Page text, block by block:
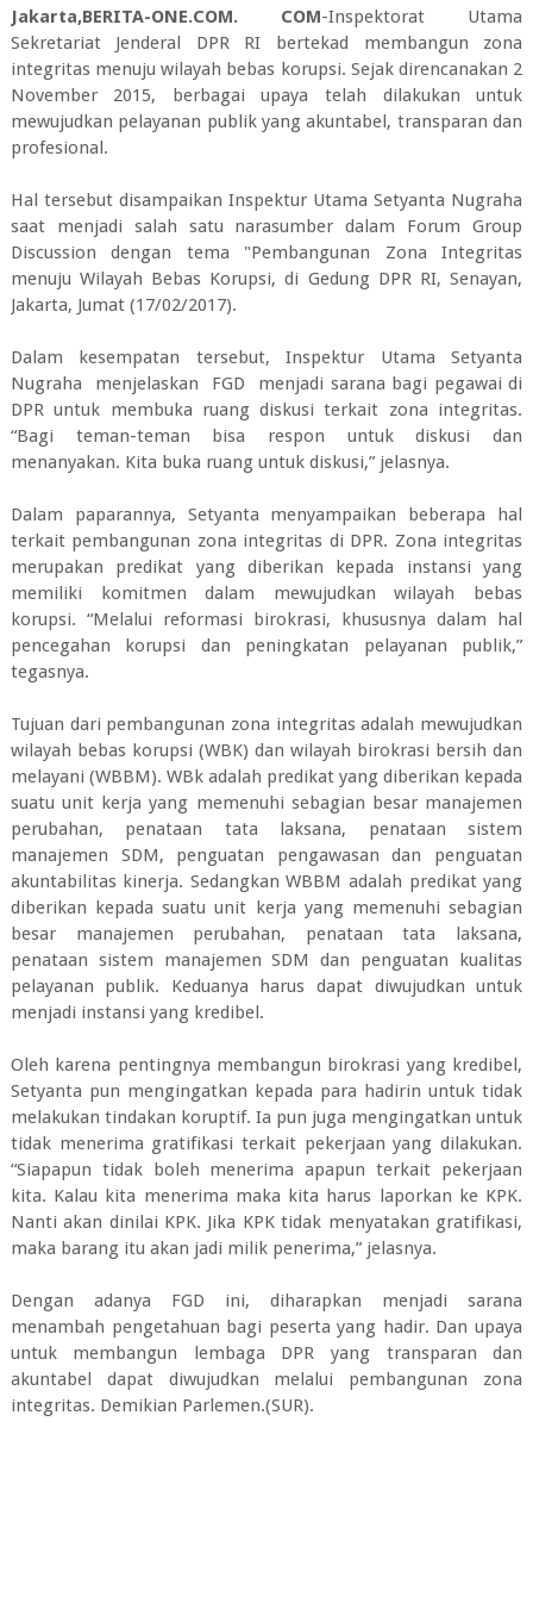
Jakarta,BERITA-ONE.COM. COM-Inspektorat Utama
Sekretariat Jenderal DPR RI bertekad membangun zona
integritas menuju wilayah bebas korupsi. Sejak direncanakan 2
November 2015, berbagai upaya telah dilakukan untuk
mewujudkan pelayanan publik yang akuntabel, transparan dan
profesional.
Hal tersebut disampaikan Inspektur Utama Setyanta Nugraha
saat menjadi salah satu narasumber dalam Forum Group
Discussion dengan tema "Pembangunan Zona Integritas
menuju Wilayah Bebas Korupsi, di Gedung DPR RI, Senayan,
Jakarta, Jumat (17/02/2017).
Dalam kesempatan tersebut, Inspektur Utama Setyanta
Nugraha menjelaskan FGD menjadi sarana bagi pegawai di
DPR untuk membuka ruang diskusi terkait zona integritas.
“Bagi teman-teman bisa respon untuk diskusi dan
menanyakan. Kita buka ruang untuk diskusi,” jelasnya.
Dalam paparannya, Setyanta menyampaikan beberapa hal
terkait pembangunan zona integritas di DPR. Zona integritas
merupakan predikat yang diberikan kepada instansi yang
memiliki komitmen dalam mewujudkan wilayah bebas
korupsi. “Melalui reformasi birokrasi, khususnya dalam hal
pencegahan korupsi dan peningkatan pelayanan publik,”
tegasnya.
Tujuan dari pembangunan zona integritas adalah mewujudkan
wilayah bebas korupsi (WBK) dan wilayah birokrasi bersih dan
melayani (WBBM). WBk adalah predikat yang diberikan kepada
suatu unit kerja yang memenuhi sebagian besar manajemen
perubahan, penataan tata laksana, penataan sistem
manajemen SDM, penguatan pengawasan dan penguatan
akuntabilitas kinerja. Sedangkan WBBM adalah predikat yang
diberikan kepada suatu unit kerja yang memenuhi sebagian
besar manajemen perubahan, penataan tata laksana,
penataan sistem manajemen SDM dan penguatan kualitas
pelayanan publik. Keduanya harus dapat diwujudkan untuk
menjadi instansi yang kredibel.
Oleh karena pentingnya membangun birokrasi yang kredibel,
Setyanta pun mengingatkan kepada para hadirin untuk tidak
melakukan tindakan koruptif. Ia pun juga mengingatkan untuk
tidak menerima gratifikasi terkait pekerjaan yang dilakukan.
“Siapapun tidak boleh menerima apapun terkait pekerjaan
kita. Kalau kita menerima maka kita harus laporkan ke KPK.
Nanti akan dinilai KPK. Jika KPK tidak menyatakan gratifikasi,
maka barang itu akan jadi milik penerima,” jelasnya.
Dengan adanya FGD ini, diharapkan menjadi sarana
menambah pengetahuan bagi peserta yang hadir. Dan upaya
untuk membangun lembaga DPR yang transparan dan
akuntabel dapat diwujudkan melalui pembangunan zona
integritas. Demikian Parlemen.(SUR).